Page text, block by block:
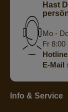
Hast
Mo -
Fr 8:00
Hotline
E-Mail
Info & Service